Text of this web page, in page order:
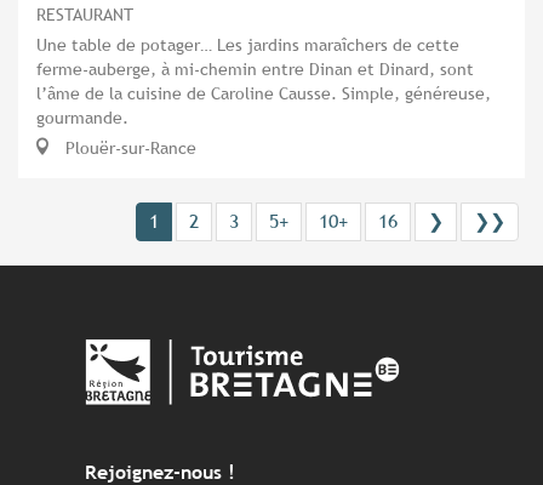
RESTAURANT
Une table de potager… Les jardins maraîchers de cette
ferme-auberge, à mi-chemin entre Dinan et Dinard, sont
l’âme de la cuisine de Caroline Causse. Simple, généreuse,
gourmande.
Plouër-sur-Rance
1 2 3 5+ 10+ 16 ❯ ❯❯
Rejoignez-nous !